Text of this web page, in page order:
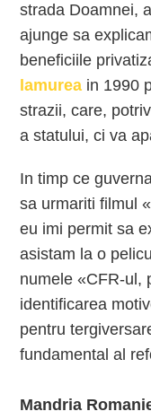
strada Doamnei,
ajunge sa
beneficiile
lamurea in 1990
strazii, care,
a statului, ci va
In timp ce
sa urmariti filmul
eu imi permit sa
asistam la o
numele «CFR-ul,
identificarea
pentru
fundamental al
Mandria